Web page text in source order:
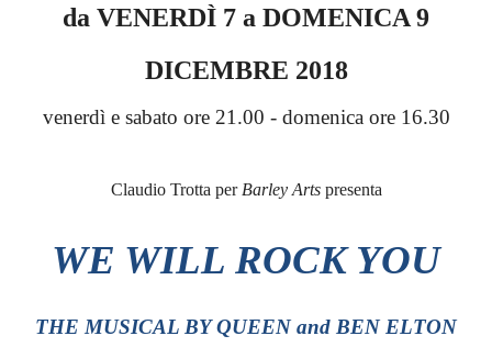
da VENERDÌ 7 a DOMENICA 9
DICEMBRE 2018
venerdì e sabato ore 21.00 - domenica ore 16.30
Claudio Trotta perBarley Arts presenta
WE WILL ROCK YOU
THE MUSICAL BY QUEEN and BEN ELTON